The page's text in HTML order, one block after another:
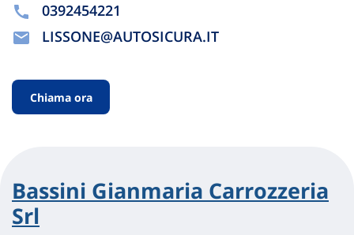
0392454221
LISSONE@AUTOSICURA.IT
Chiama ora
Bassini Gianmaria Carrozzeria
Srl